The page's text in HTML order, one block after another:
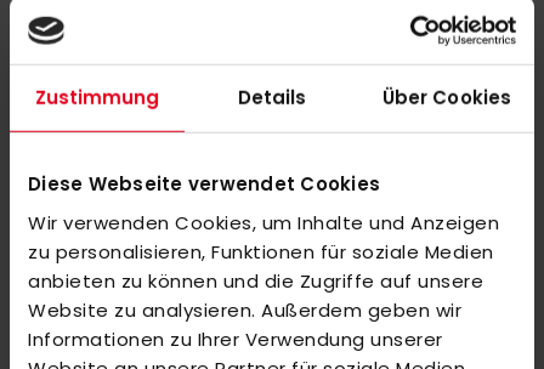
Zustimmung Details Über Cookies
Diese Webseite verwendet Cookies
Wir verwenden Cookies, um Inhalte und Anzeigen
zu personalisieren, Funktionen für soziale Medien
anbieten zu können und die Zugriffe auf unsere
Website zu analysieren. Außerdem geben wir
Informationen zu Ihrer Verwendung unserer
155,00 € 181,00 €
One Size